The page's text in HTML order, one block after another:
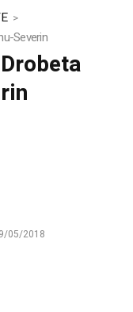
Severin
05/2018